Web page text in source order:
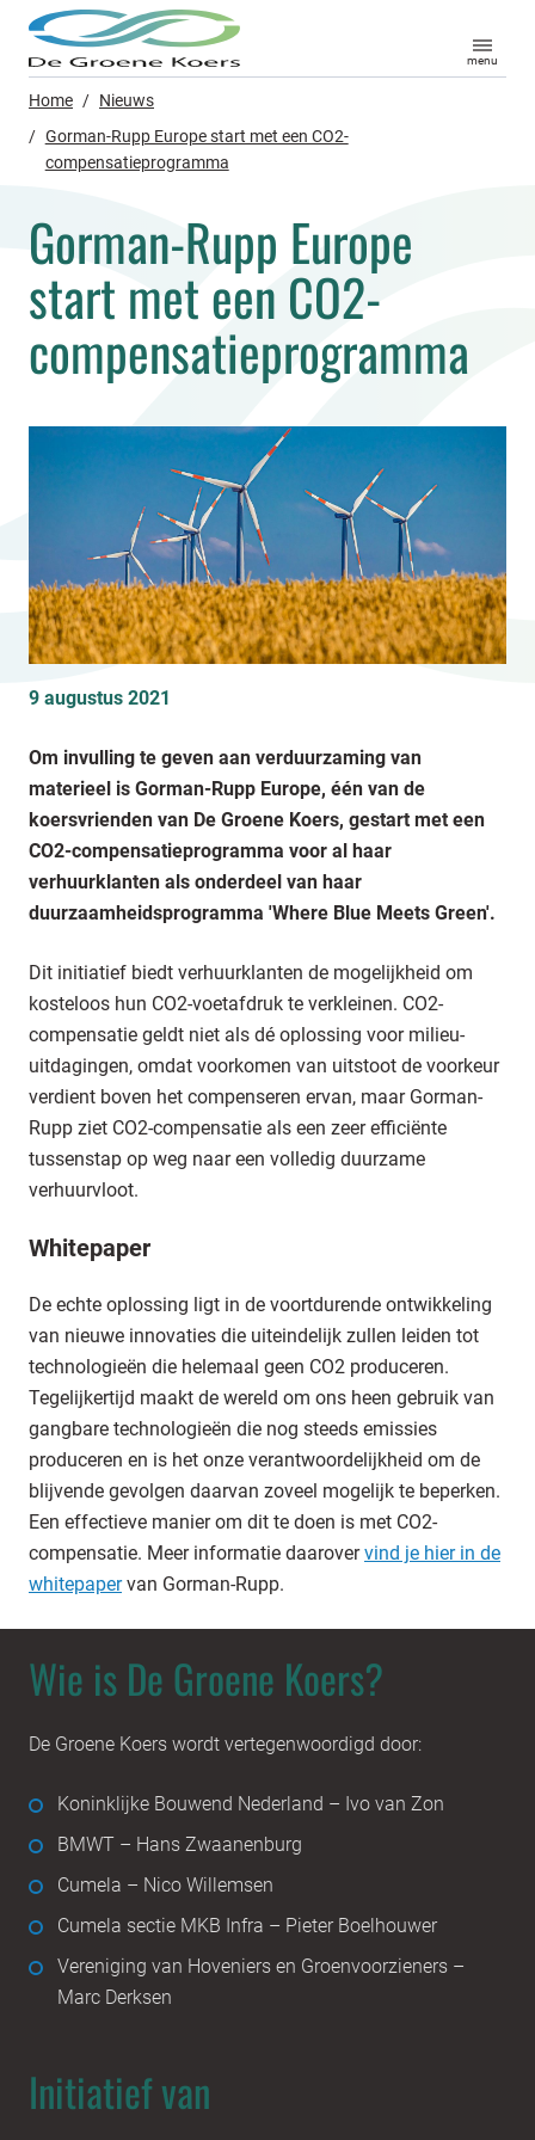
menu
Home / Nieuws
/ Gorman-Rupp Europe start met een CO2-
compensatieprogramma
Gorman-Rupp Europe
start met een CO2-
compensatieprogramma
9 augustus 2021
Om invulling te geven aan verduurzaming van
materieel is Gorman-Rupp Europe, één van de
koersvrienden van De Groene Koers, gestart met een
CO2-compensatieprogramma voor al haar
verhuurklanten als onderdeel van haar
duurzaamheidsprogramma 'Where Blue Meets Green'.
Dit initiatief biedt verhuurklanten de mogelijkheid om
kosteloos hun CO2-voetafdruk te verkleinen. CO2-
compensatie geldt niet als dé oplossing voor milieu-
uitdagingen, omdat voorkomen van uitstoot de voorkeur
verdient boven het compenseren ervan, maar Gorman-
Rupp ziet CO2-compensatie als een zeer efficiënte
tussenstap op weg naar een volledig duurzame
verhuurvloot.
Whitepaper
De echte oplossing ligt in de voortdurende ontwikkeling
van nieuwe innovaties die uiteindelijk zullen leiden tot
technologieën die helemaal geen CO2 produceren.
Tegelijkertijd maakt de wereld om ons heen gebruik van
gangbare technologieën die nog steeds emissies
produceren en is het onze verantwoordelijkheid om de
blijvende gevolgen daarvan zoveel mogelijk te beperken.
Een effectieve manier om dit te doen is met CO2-
compensatie. Meer informatie daarovervind je hier in de
whitepapervan Gorman-Rupp.
Wie is De Groene Koers?
De Groene Koers wordt vertegenwoordigd door:
Koninklijke Bouwend Nederland – Ivo van Zon
BMWT – Hans Zwaanenburg
Cumela – Nico Willemsen
Cumela sectie MKB Infra – Pieter Boelhouwer
Vereniging van Hoveniers en Groenvoorzieners –
Marc Derksen
Initiatief van